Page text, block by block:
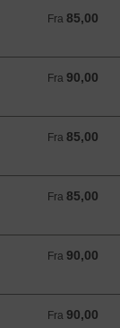
Fra 85,00
Fra 85,00 DKK
Fra 90,00
Fra 90,00 DKK
Fra 85,00
Fra 85,00 DKK
Fra 85,00
Fra 85,00 DKK
Fra 90,00
Fra 90,00 DKK
Fra 90,00
Fra 90,00 DKK